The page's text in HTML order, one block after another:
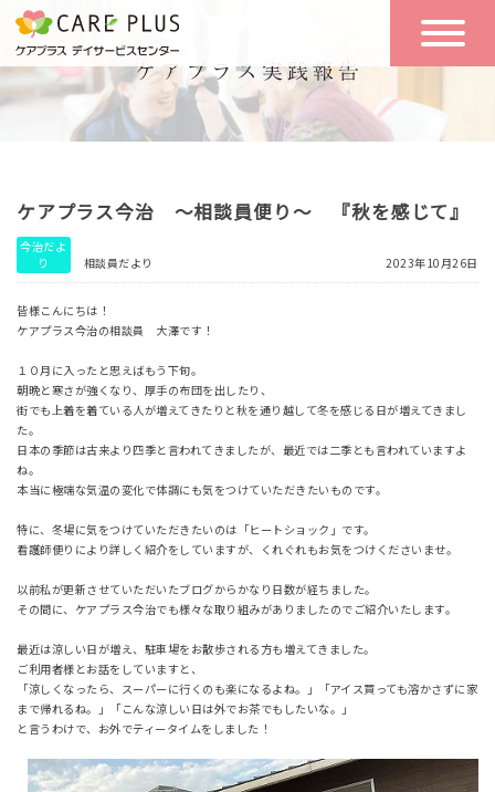
こんな方に
おすすめ
一日の流れ
一日体験
空き状況
お問い合わせ
ケアプラス今治 ～相談員便り～ 『秋を感じて』
今治だよ
り
相談員だより 2023年10月26日
皆様こんにちは！
ケアプラス今治の相談員 大澤です！
１０月に入ったと思えばもう下旬。
朝晩と寒さが強くなり、厚手の布団を出したり、
街でも上着を着ている人が増えてきたりと秋を通り越して冬を感じる日が増えてきまし
た。
日本の季節は古来より四季と言われてきましたが、最近では二季とも言われていますよ
ね。
本当に極端な気温の変化で体調にも気をつけていただきたいものです。
特に、冬場に気をつけていただきたいのは「ヒートショック」です。
看護師便りにより詳しく紹介をしていますが、くれぐれもお気をつけくださいませ。
以前私が更新させていただいたブログからかなり日数が経ちました。
その間に、ケアプラス今治でも様々な取り組みがありましたのでご紹介いたします。
最近は涼しい日が増え、駐車場をお散歩される方も増えてきました。
ご利用者様とお話をしていますと、
「涼しくなったら、スーパーに行くのも楽になるよね。」「アイス買っても溶かさずに家
まで帰れるね。」「こんな涼しい日は外でお茶でもしたいな。」
と言うわけで、お外でティータイムをしました！